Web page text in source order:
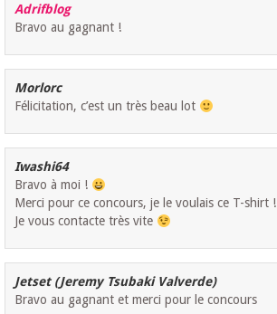
Adrifblog
Bravo au gagnant !
Morlorc
Félicitation, c’est un très beau lot
Iwashi64
Bravo à moi !
Merci pour ce concours, je le voulais ce T-shirt !
Je vous contacte très vite
Jetset (Jeremy Tsubaki Valverde)
Bravo au gagnant et merci pour le concours